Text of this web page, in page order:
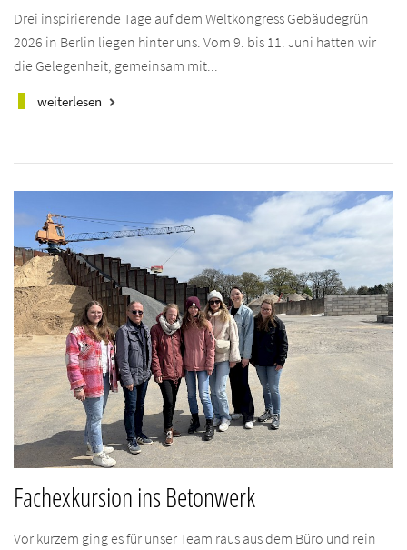
Drei inspirierende Tage auf dem Weltkongress Gebäudegrün
2026 in Berlin liegen hinter uns. Vom 9. bis 11. Juni hatten wir
die Gelegenheit, gemeinsam mit...
weiterlesen keyboard_arrow_right
Fachexkursion ins Betonwerk
Vor kurzem ging es für unser Team raus aus dem Büro und rein